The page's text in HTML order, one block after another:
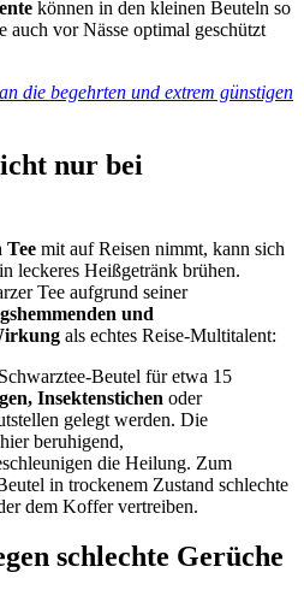
können in den kleinen Beuteln so
auch vor Nässe optimal geschützt
die begehrten und extrem günstigen
nur bei
Tee mit auf Reisen nimmt, kann sich
leckeres Heißgetränk brühen.
Tee aufgrund seiner
und
als echtes Reise-Multitalent:
Beutel für etwa 15
Insektenstichen oder
gelegt werden. Die
beruhigend,
die Heilung. Zum
in trockenem Zustand schlechte
dem Koffer vertreiben.
schlechte Gerüche